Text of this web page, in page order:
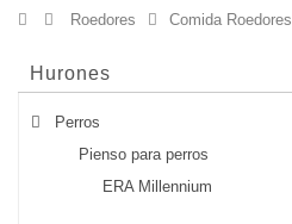
> Roedores > Comida Roedores
Hurones
Perros
Pienso para perros
ERA Millennium